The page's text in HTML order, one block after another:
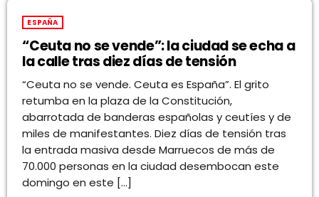
ESPAÑA
“Ceuta no se vende”: la ciudad se echa a
la calle tras diez días de tensión
“Ceuta no se vende. Ceuta es España”. El grito
retumba en la plaza de la Constitución,
abarrotada de banderas españolas y ceutíes y de
miles de manifestantes. Diez días de tensión tras
la entrada masiva desde Marruecos de más de
70.000 personas en la ciudad desembocan este
domingo en este […]